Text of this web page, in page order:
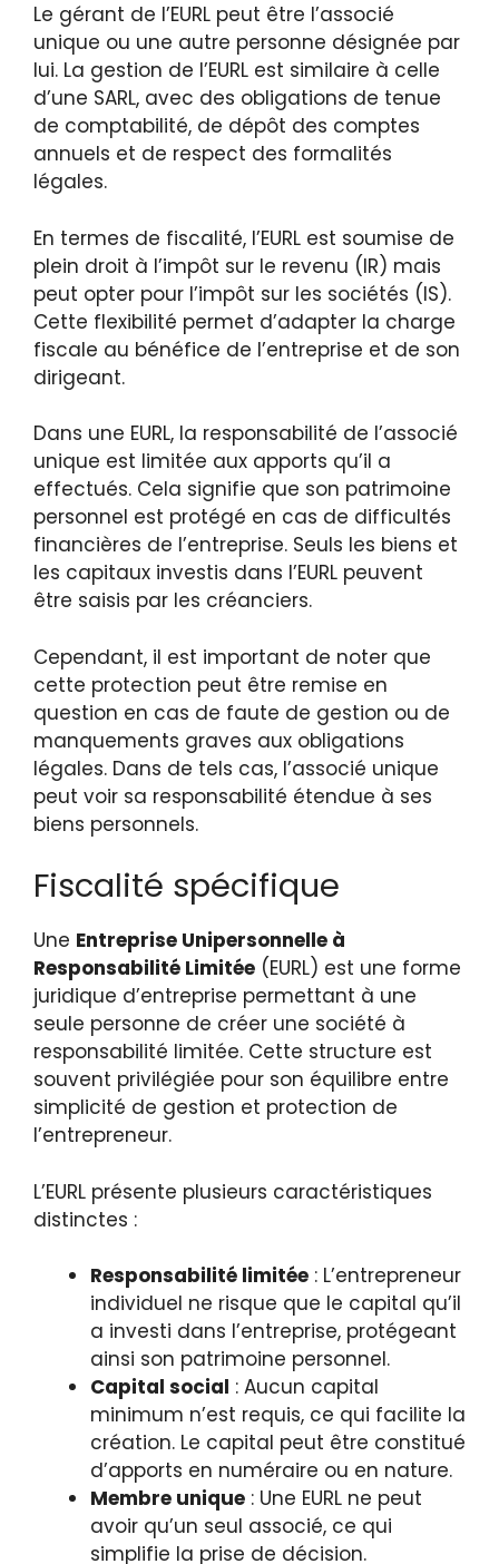
Le gérant de l’EURL peut être l’associé
unique ou une autre personne désignée par
lui. La gestion de l’EURL est similaire à celle
d’une SARL, avec des obligations de tenue
de comptabilité, de dépôt des comptes
annuels et de respect des formalités
légales.
En termes de fiscalité, l’EURL est soumise de
plein droit à l’impôt sur le revenu (IR) mais
peut opter pour l’impôt sur les sociétés (IS).
Cette flexibilité permet d’adapter la charge
fiscale au bénéfice de l’entreprise et de son
dirigeant.
Dans une EURL, la responsabilité de l’associé
unique est limitée aux apports qu’il a
effectués. Cela signifie que son patrimoine
personnel est protégé en cas de difficultés
financières de l’entreprise. Seuls les biens et
les capitaux investis dans l’EURL peuvent
être saisis par les créanciers.
Cependant, il est important de noter que
cette protection peut être remise en
question en cas de faute de gestion ou de
manquements graves aux obligations
légales. Dans de tels cas, l’associé unique
peut voir sa responsabilité étendue à ses
biens personnels.
Fiscalité spécifique
Une Entreprise Unipersonnelle à
Responsabilité Limitée (EURL) est une forme
juridique d’entreprise permettant à une
seule personne de créer une société à
responsabilité limitée. Cette structure est
souvent privilégiée pour son équilibre entre
simplicité de gestion et protection de
l’entrepreneur.
L’EURL présente plusieurs caractéristiques
distinctes :
Responsabilité limitée : L’entrepreneur
individuel ne risque que le capital qu’il
a investi dans l’entreprise, protégeant
ainsi son patrimoine personnel.
Capital social : Aucun capital
minimum n’est requis, ce qui facilite la
création. Le capital peut être constitué
d’apports en numéraire ou en nature.
Membre unique : Une EURL ne peut
avoir qu’un seul associé, ce qui
simplifie la prise de décision.